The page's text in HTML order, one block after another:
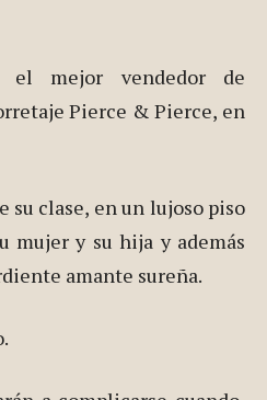
el mejor vendedor de
Pierce & Pierce, en
su clase, en un lujoso piso
mujer y su hija y además
amante sureña.